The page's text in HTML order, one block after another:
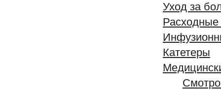
Уход за
Катетеры